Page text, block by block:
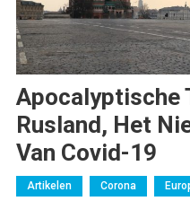
Apocalyptische
Rusland, Het
Van Covid-19
Artikelen Corona